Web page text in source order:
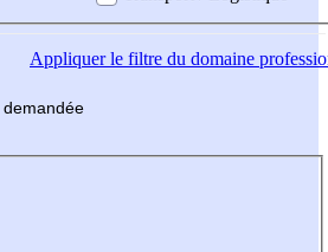
Appliquerle filtre du domaine
demandée